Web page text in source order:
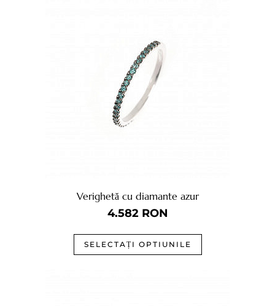
Verighetă cu diamante azur
4.582RON
SELECTAȚI OPTIUNILE